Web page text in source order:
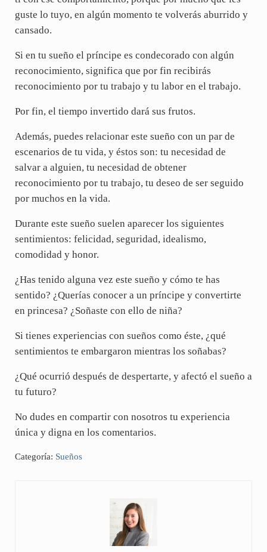
guste lo tuyo, en algún momento te volverás aburrido y
cansado.
Si en tu sueño el príncipe es condecorado con algún
reconocimiento, significa que por fin recibirás
reconocimiento por tu trabajo y tu labor en el trabajo.
Por fin, el tiempo invertido dará sus frutos.
Además, puedes relacionar este sueño con un par de
escenarios de tu vida, y éstos son: tu necesidad de
salvar a alguien, tu necesidad de obtener
reconocimiento por tu trabajo, tu deseo de ser seguido
por muchos en la vida.
Durante este sueño suelen aparecer los siguientes
sentimientos: felicidad, seguridad, idealismo,
comodidad y honor.
¿Has tenido alguna vez este sueño y cómo te has
sentido? ¿Querías conocer a un príncipe y convertirte
en princesa? ¿Soñaste con ello de niña?
Si tienes experiencias con sueños como éste, ¿qué
sentimientos te embargaron mientras los soñabas?
¿Qué ocurrió después de despertarte, y afectó el sueño a
tu futuro?
No dudes en compartir con nosotros tu experiencia
única y digna en los comentarios.
Categoría: Sueños